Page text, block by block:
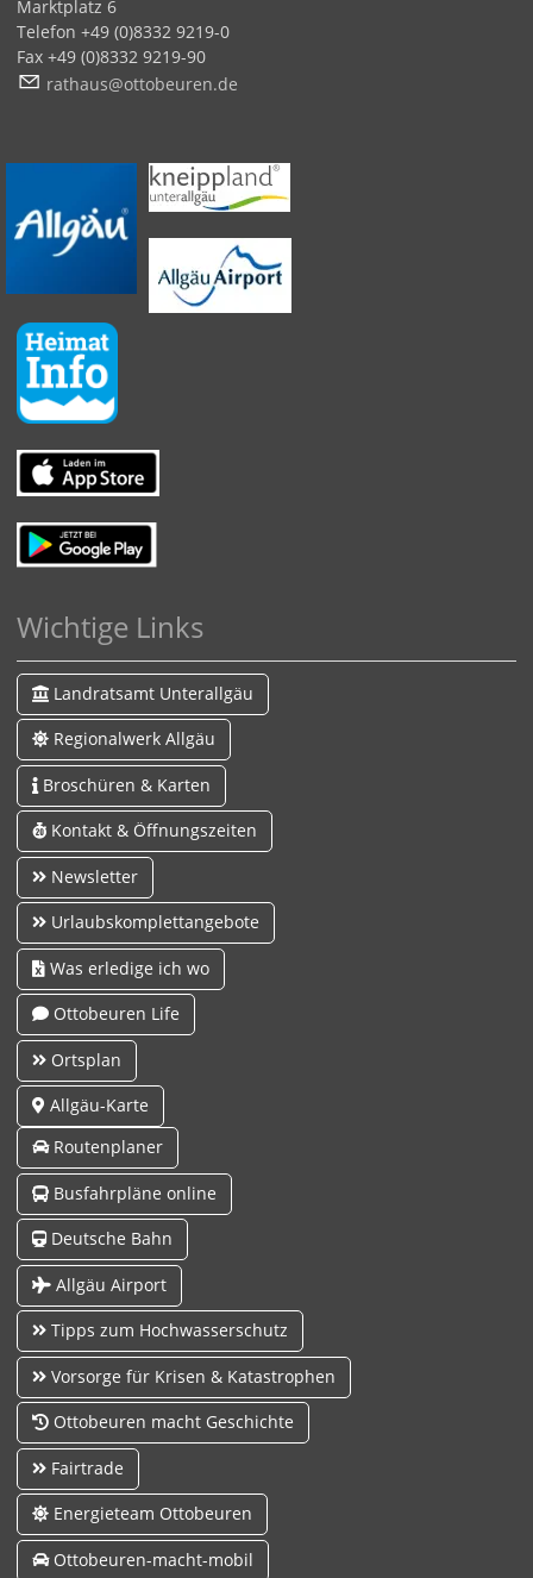
Marktplatz 6
Telefon +49 (0)8332 9219-0
Fax +49 (0)8332 9219-90
r th s tt b r n d
Wichtige Links
Landratsamt Unterallgäu
Regionalwerk Allgäu
Broschüren & Karten
Kontakt & Öffnungszeiten
Newsletter
Urlaubskomplettangebote
Was erledige ich wo
Ottobeuren Life
Ortsplan
Allgäu-Karte
Routenplaner
Busfahrpläne online
Deutsche Bahn
Allgäu Airport
Tipps zum Hochwasserschutz
Vorsorge für Krisen & Katastrophen
Ottobeuren macht Geschichte
Fairtrade
Energieteam Ottobeuren
Ottobeuren-macht-mobil